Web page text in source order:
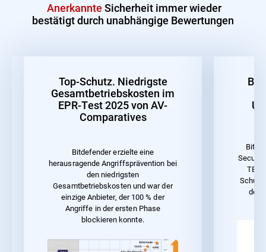
Anerkannte Sicherheit immer wieder
bestätigt durch unabhängige Bewertungen
Top-Schutz. Niedrigste
Gesamtbetriebskosten im
EPR-Test 2025 von AV-
Comparatives
Bitdefender erzielte eine
herausragende Angriffsprävention bei
den niedrigsten
Gesamtbetriebskosten und war der
einzige Anbieter, der 100 % der
Angriffe in der ersten Phase
blockieren konnte.
Schutz
der